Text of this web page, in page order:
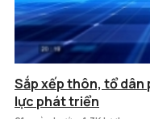
Sắp xếp thôn, tổ dân
lực phát triển